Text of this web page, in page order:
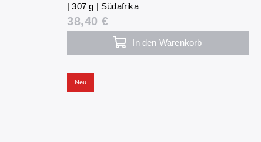
| 307 g | Südafrika
38,40 €
In den Warenkorb
Neu